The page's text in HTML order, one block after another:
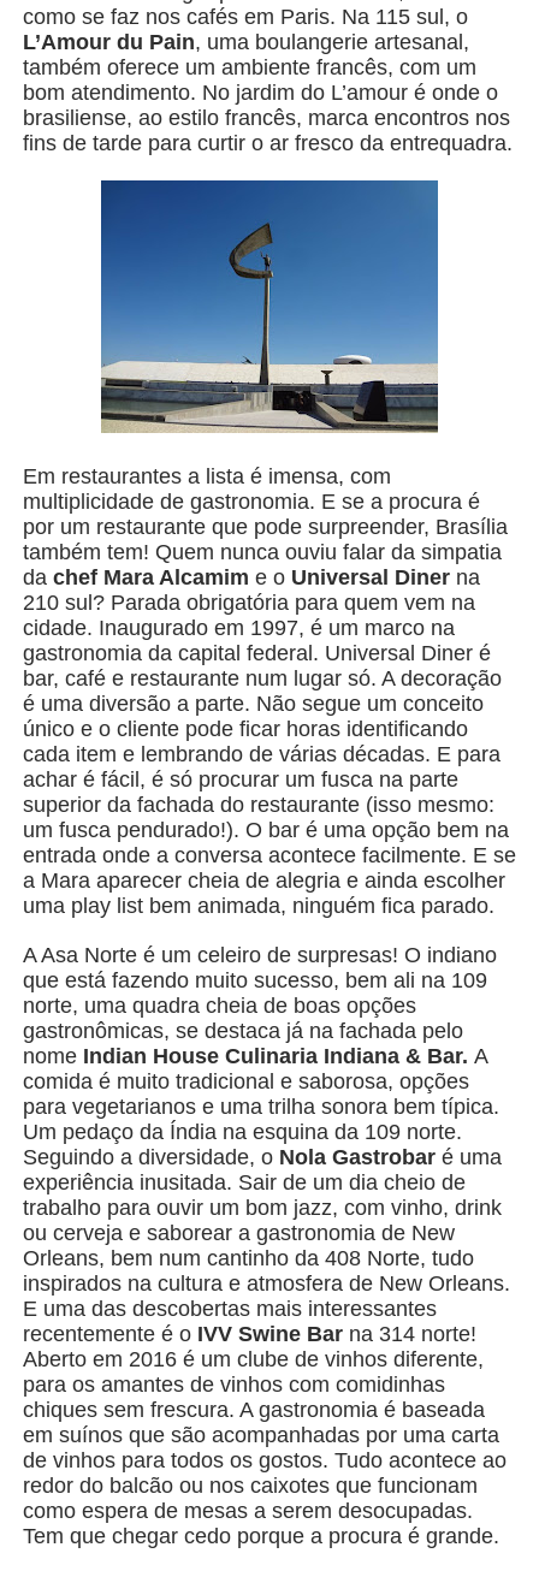
como se faz nos cafés em Paris. Na 115 sul, o
L’Amour du Pain, uma boulangerie artesanal,
também oferece um ambiente francês, com um
bom atendimento. No jardim do L’amour é onde o
brasiliense, ao estilo francês, marca encontros nos
fins de tarde para curtir o ar fresco da entrequadra.
Em restaurantes a lista é imensa, com
multiplicidade de gastronomia. E se a procura é
por um restaurante que pode surpreender, Brasília
também tem! Quem nunca ouviu falar da simpatia
da chef Mara Alcamim e o Universal Diner na
210 sul? Parada obrigatória para quem vem na
cidade. Inaugurado em 1997, é um marco na
gastronomia da capital federal. Universal Diner é
bar, café e restaurante num lugar só. A decoração
é uma diversão a parte. Não segue um conceito
único e o cliente pode ficar horas identificando
cada item e lembrando de várias décadas. E para
achar é fácil, é só procurar um fusca na parte
superior da fachada do restaurante (isso mesmo:
um fusca pendurado!). O bar é uma opção bem na
entrada onde a conversa acontece facilmente. E se
a Mara aparecer cheia de alegria e ainda escolher
uma play list bem animada, ninguém fica parado.
A Asa Norte é um celeiro de surpresas! O indiano
que está fazendo muito sucesso, bem ali na 109
norte, uma quadra cheia de boas opções
gastronômicas, se destaca já na fachada pelo
nome Indian House Culinaria Indiana & Bar. A
comida é muito tradicional e saborosa, opções
para vegetarianos e uma trilha sonora bem típica.
Um pedaço da Índia na esquina da 109 norte.
Seguindo a diversidade, o Nola Gastrobaré uma
experiência inusitada. Sair de um dia cheio de
trabalho para ouvir um bom jazz, com vinho, drink
ou cerveja e saborear a gastronomia de New
Orleans, bem num cantinho da 408 Norte, tudo
inspirados na cultura e atmosfera de New Orleans.
E uma das descobertas mais interessantes
recentemente é o IVV Swine Barna 314 norte!
Aberto em 2016 é um clube de vinhos diferente,
para os amantes de vinhos com comidinhas
chiques sem frescura. A gastronomia é baseada
em suínos que são acompanhadas por uma carta
de vinhos para todos os gostos. Tudo acontece ao
redor do balcão ou nos caixotes que funcionam
como espera de mesas a serem desocupadas.
Tem que chegar cedo porque a procura é grande.